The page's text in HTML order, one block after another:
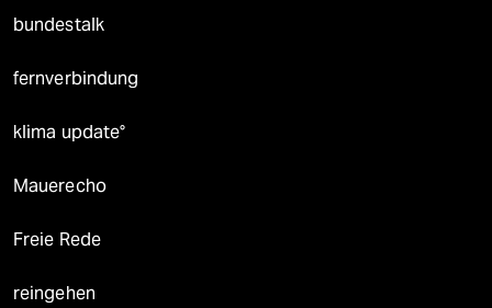
bundestalk
fernverbindung
klima update°
Mauerecho
Freie Rede
reingehen